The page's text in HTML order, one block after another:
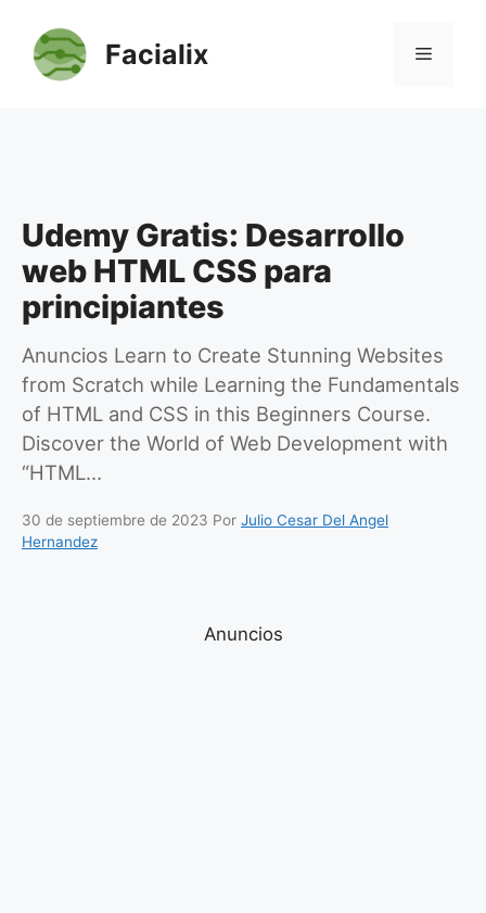
contenido
Facialix Menú
Udemy Gratis: Desarrollo
web HTML CSS para
principiantes
Anuncios Learn to Create Stunning Websites
from Scratch while Learning the Fundamentals
of HTML and CSS in this Beginners Course.
Discover the World of Web Development with
“HTML…
30 de septiembre de 2023 Por Julio Cesar Del Angel
Hernandez
Anuncios